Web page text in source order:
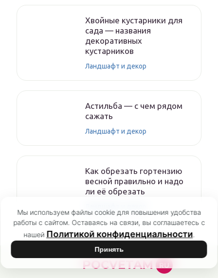
Хвойные кустарники для
сада — названия
декоративных
кустарников
Ландшафт и декор
Астильба — с чем рядом
сажать
Ландшафт и декор
Как обрезать гортензию
весной правильно и надо
ли её обрезать
Мы используем файлы cookie для повышения удобства
работы с сайтом. Оставаясь на связи, вы соглашаетесь с
нашей Политикой конфиденциальности.
Принять
POCVETAM RU